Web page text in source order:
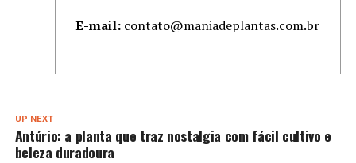
E-mail: contato@maniadeplantas.com.br
UP NEXT
Antúrio: a planta que traz nostalgia com fácil cultivo e
beleza duradoura